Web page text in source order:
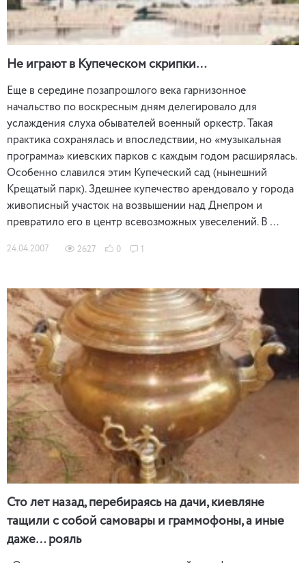
Не играют в Купеческом скрипки…
Еще в середине позапрошлого века гарнизонное
начальство по воскресным дням делегировало для
услаждения слуха обывателей военный оркестр. Такая
практика сохранялась и впоследствии, но «музыкальная
программа» киевских парков с каждым годом расширялась.
Особенно славился этим Купеческий сад (нынешний
Крещатый парк). Здешнее купечество арендовало у города
живописный участок на возвышении над Днепром и
превратило его в центр всевозможных увеселений. В …
24.04.2007 2627 0 1
Сто лет назад, перебираясь на дачи, киевляне
тащили с собой самовары и граммофоны, а иные
даже… рояль